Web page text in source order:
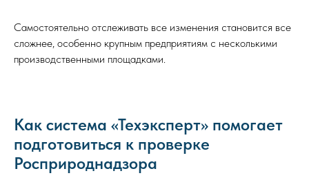
Самостоятельно отслеживать все изменения становится все
сложнее, особенно крупным предприятиям с несколькими
производственными площадками.
Как система «Техэксперт» помогает
подготовиться к проверке
Росприроднадзора